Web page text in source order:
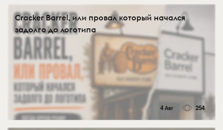
Cracker Barrel, или провал который начался
задолго до логотипа
4 Авг 254